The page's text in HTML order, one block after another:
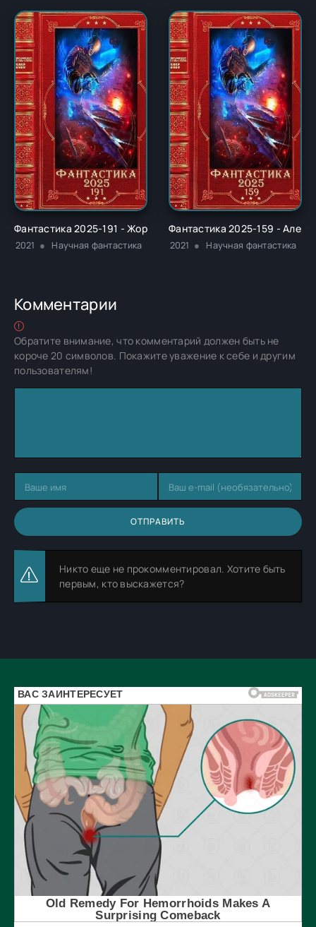
Фантастика 2025-191 - Жорж Бор
2021 Научная фантастика
Фантастика 2025-159 -
2021 Научная фантастика
Комментарии
Обратите внимание, что комментарий должен быть не
короче 20 символов. Покажите уважение к себе и другим
пользователям!
ОТПРАВИТЬ
Никто еще не прокомментировал. Хотите быть
первым, кто выскажется?